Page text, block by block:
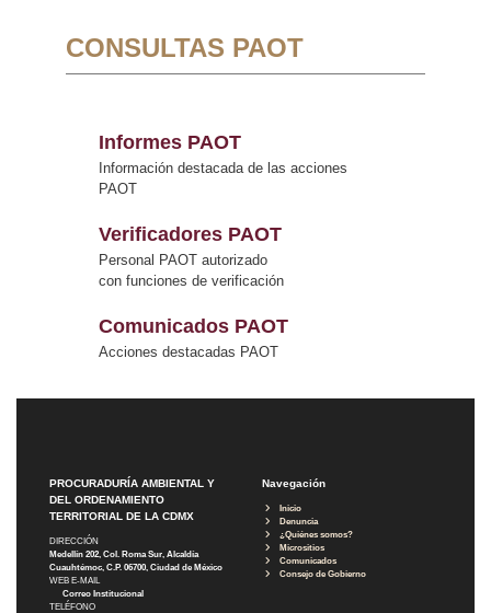
CONSULTAS PAOT
Informes PAOT
Información destacada de las acciones
PAOT
Verificadores PAOT
Personal PAOT autorizado
con funciones de verificación
Comunicados PAOT
Acciones destacadas PAOT
PROCURADURÍA AMBIENTAL Y
DEL ORDENAMIENTO
TERRITORIAL DE LA CDMX
DIRECCIÓN
Medellín 202, Col. Roma Sur, Alcaldía
Cuauhtémoc, C.P. 06700, Ciudad de México
WEB E-MAIL
Correo Institucional
TELÉFONO
Navegación
Inicio
Denuncia
¿Quiénes somos?
Micrositios
Comunicados
Consejo de Gobierno